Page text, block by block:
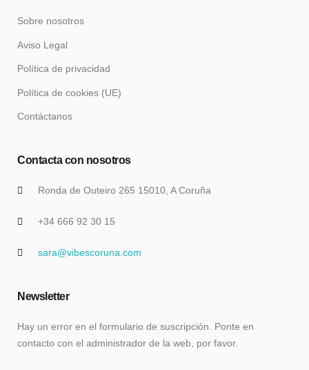
Sobre nosotros
Aviso Legal
Política de privacidad
Política de cookies (UE)
Contáctanos
Contacta con nosotros
Ronda de Outeiro 265 15010, A Coruña
+34 666 92 30 15
sara@vibescoruna.com
Newsletter
Hay un error en el formulario de suscripción. Ponte en
contacto con el administrador de la web, por favor.